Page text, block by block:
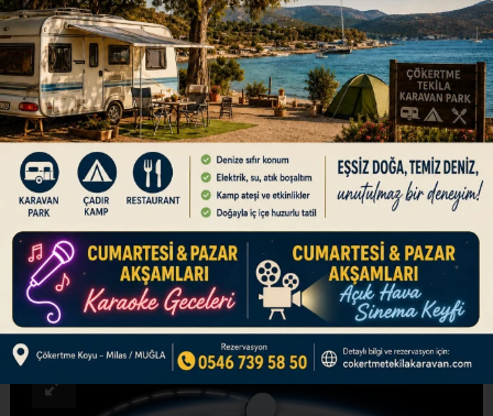
GÜNDEM
28.12.2024 - 13:30, Güncelleme: 28.12.2024 - 13:30
Ulaştırma ve Altyapı Bakanı Abdulkadir
Uraloğlu, Türkiye'nin ilk yerli ve milli
haberleşme uydusu Türksat 6A'nın 42 derece
doğu yörüngesine başarıyla ulaştığını duyurdu.
ABONE OL